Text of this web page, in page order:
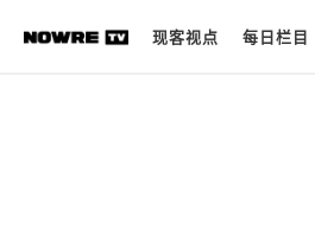
现客视点 每日栏目